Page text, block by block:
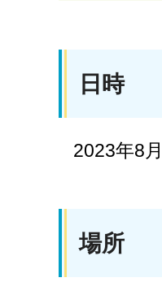
日時
2023年8
場所